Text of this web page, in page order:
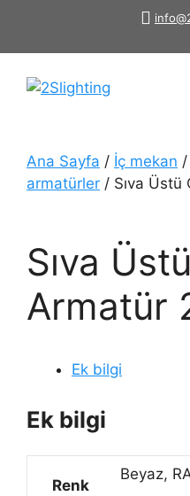
Ana Sayfa / İç mekan /
armatürler / Sıva
Sıva
Armatür
Ek bilgi
Ek bilgi
Renk
Beyaz,